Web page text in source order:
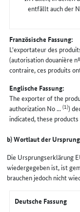
entfällt auch der
Französische Fassung:
L'exportateur des
(autorisation douanière
contraire, ces produits
Englische Fassung:
The exporter of the
authorization No ...(1))
indicated, these products
b) Wortlaut der
Die Ursprungserklärung
wiedergegeben ist, ist
brauchen jedoch nicht
Deutsche Fassung